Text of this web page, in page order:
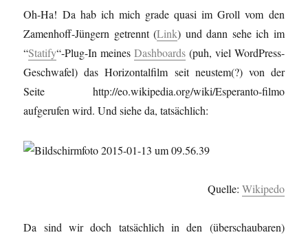
Oh-Ha! Da hab ich mich grade quasi im Groll vom den
Zamenhoff-Jüngern getrennt (Link) und dann sehe ich im
“Statify“-Plug-In meinesDashboards (puh, viel WordPress-
Geschwafel) das Horizontalfilm seit neustem(?) von der
Seite http://eo.wikipedia.org/wiki/Esperanto-filmo
aufgerufen wird. Und siehe da, tatsächlich:
Quelle: Wikipedo
Da sind wir doch tatsächlich in den (überschaubaren)